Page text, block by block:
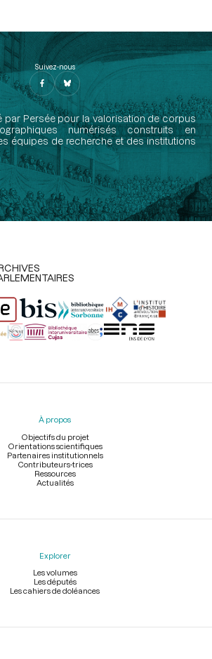
Suivez-nous
par Persée pour la valorisation de corpus
numérisés construits en
équipes de recherche et des institutions
À propos
Objectifs du projet
Orientations scientifiques
Partenaires institutionnels
Contributeurs-trices
Ressources
Actualités
Explorer
Les volumes
Les députés
Les cahiers de doléances